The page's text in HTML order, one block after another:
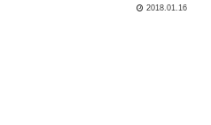
2018.01.16